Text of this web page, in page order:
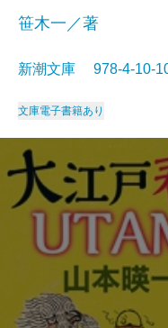
笹木一／著
新潮文庫 978-4-10-
文庫電子書籍あり